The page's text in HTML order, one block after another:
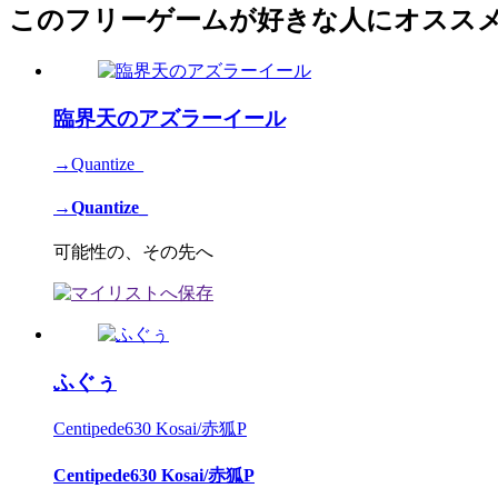
このフリーゲームが好きな人にオスス
臨界天のアズラーイール
→Quantize_
→Quantize_
可能性の、その先へ
ふぐぅ
Centipede630 Kosai/赤狐P
Centipede630 Kosai/赤狐P